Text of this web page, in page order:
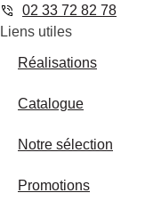
02 33 72 82 78
Liens utiles
Réalisations
Catalogue
Notre sélection
Promotions